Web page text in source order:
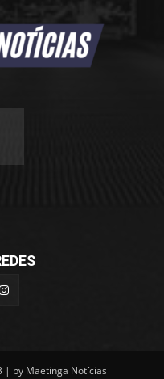
| by Maetinga Notícias